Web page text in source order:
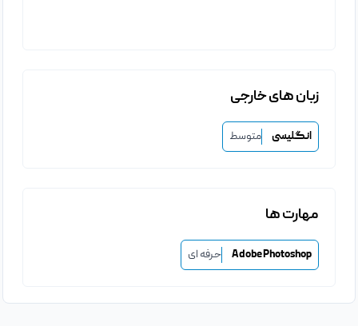
زبان های خارجی
انگلیسی متوسط
مهارت ها
Adobe Photoshop حرفه ای